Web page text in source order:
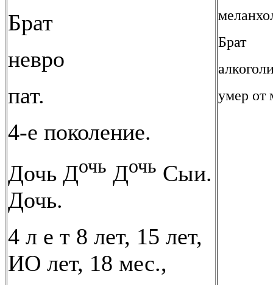
Брат
невро
пат.
4-е поколение.
Дочь Дочь Дочь Сыи.
Дочь.
4 л е т 8 лет, 15 лет,
ИО лет, 18 мес.,
Брат
умер от